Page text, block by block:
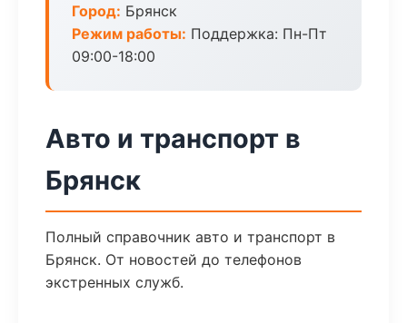
Город: Брянск
Режим работы: Поддержка: Пн-Пт
09:00-18:00
Авто и транспорт в
Брянск
Полный справочник авто и транспорт в
Брянск. От новостей до телефонов
экстренных служб.